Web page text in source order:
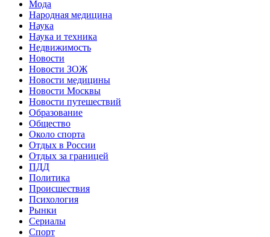
Мода
Народная медицина
Наука
Наука и техника
Недвижимость
Новости
Новости ЗОЖ
Новости медицины
Новости Москвы
Новости путешествий
Образование
Общество
Около спорта
Отдых в России
Отдых за границей
ПДД
Политика
Происшествия
Психология
Рынки
Сериалы
Спорт